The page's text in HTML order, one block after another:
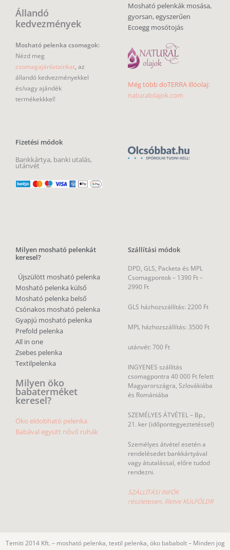
Állandó
kedvezmények
Mosható pelenka csomagok:
Nézd meg
csomagajánlatainkat, az
állandó kedvezményekkel
és/vagy ajándék
termékekkkel!
Fizetési módok
Bankkártya, banki utalás,
utánvét
Mosható pelenkák mosása,
gyorsan, egyszerűen
Ecoegg mosótojás
Még több doTERRA illóolaj:
naturalolajok.com
Milyen mosható pelenkát
keresel?
Újszülött mosható pelenka
Mosható pelenka külső
Mosható pelenka belső
Csónakos mosható pelenka
Gyapjú mosható pelenka
Prefold pelenka
All in one
Zsebes pelenka
Textilpelenka
Milyen öko
babaterméket
keresel?
Öko eldobható pelenka
Babával együtt nővő ruhák
Szállítási módok
DPD, GLS, Packeta és MPL
Csomagpontok – 1390 Ft –
2990 Ft
GLS házhozszállítás: 2200 Ft
MPL házhozszállítás: 3500 Ft
utánvét: 700 Ft
INGYENES szállítás
csomagpontra 40 000 Ft felett
Magyarországra, Szlovákiába
és Romániába
SZEMÉLYES ÁTVÉTEL – Bp.,
21. ker (időpontegyeztetéssel)
Személyes átvétel esetén a
rendelésedet bankkártyával
vagy átutalással, előre tudod
rendezni.
SZÁLLÍTÁSI INFÓK
részletesen, illetve KÜLFÖLDR
Temiti 2014 Kft. – mosható pelenka, textil pelenka, öko bababolt – Minden jog